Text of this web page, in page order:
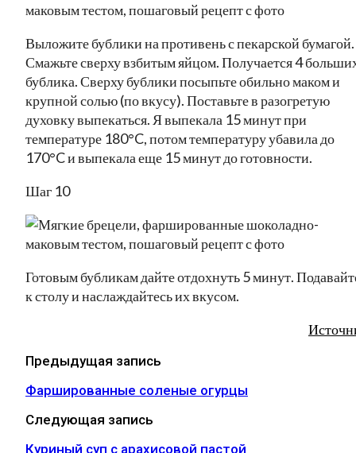
Выложите бублики на противень с пекарской бумагой.
Смажьте сверху взбитым яйцом. Получается 4
бублика. Сверху бублики посыпьте обильно маком и
крупной солью (по вкусу). Поставьте в разогретую
духовку выпекаться. Я выпекала 15 минут при
температуре 180°C, потом температуру убавила до
170°C и выпекала еще 15 минут до готовности.
Шаг 10
Готовым бубликам дайте отдохнуть 5 минут.
к столу и наслаждайтесь их вкусом.
Предыдущая запись
Фаршированные соленые огурцы
Следующая запись
Куриный суп с арахисовой пастой